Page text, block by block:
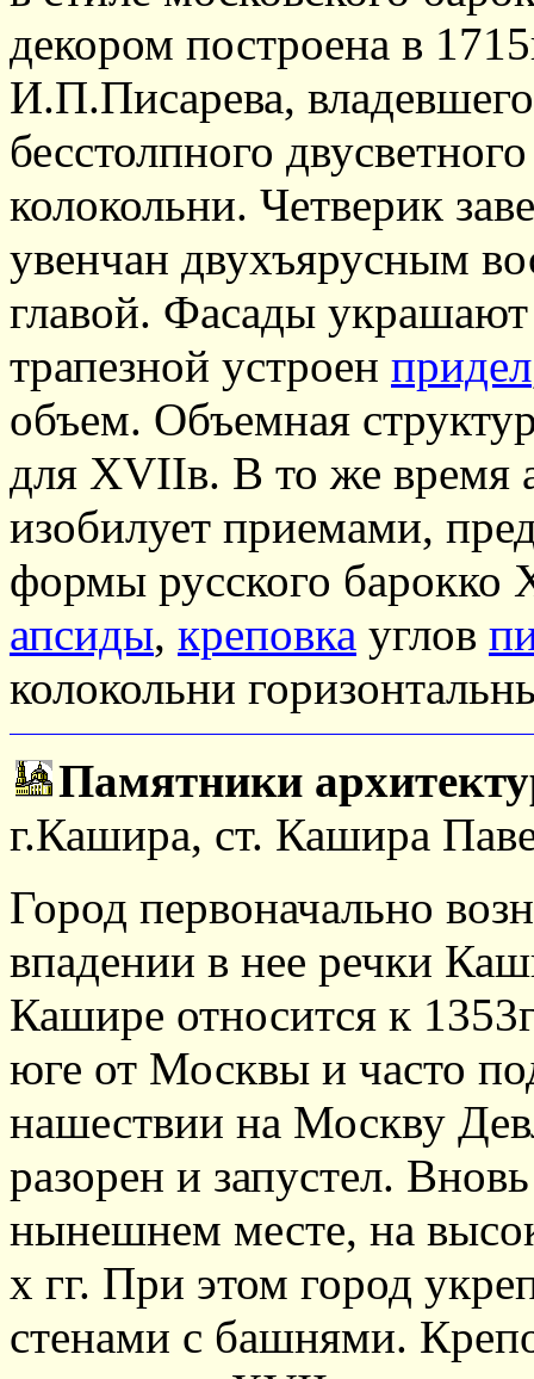
декором построена в
И.П.Писарева,
бесстолпного
колокольни. Четверик
увенчан двухъярусным
главой. Фасады
трапезной устроен придел
объем. Объемная
для XVIIв. В то же время
изобилует приемами,
формы русского
апсиды, креповка углов
колокольни
Памятники
г.Кашира, ст. Кашира
Город первоначально
впадении в нее речки
Кашире относится к
юге от Москвы и часто
нашествии на Москву
разорен и запустел.
нынешнем месте, на
х гг. При этом город
стенами с башнями.